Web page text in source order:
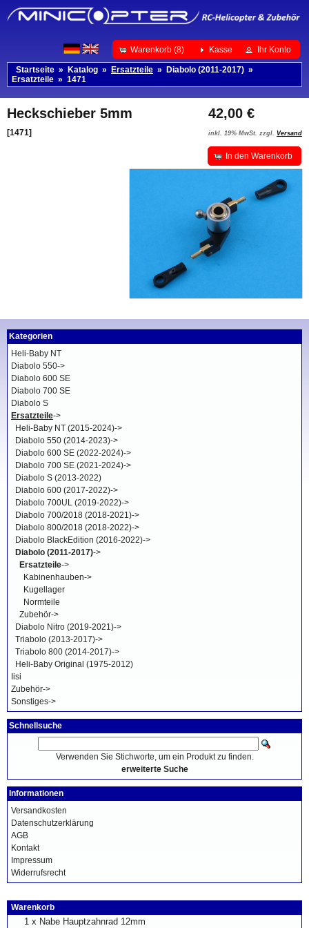
Warenkorb (8) Kasse Ihr Konto
Startseite » Katalog » Ersatzteile » Diabolo (2011-2017) »
Ersatzteile » 1471
42,00 €
inkl. 19% MwSt. zzgl. Versand
Heckschieber 5mm
[1471]
In den Warenkorb
Kategorien
Heli-Baby NT
Diabolo 550->
Diabolo 600 SE
Diabolo 700 SE
Diabolo S
Ersatzteile->
Heli-Baby NT (2015-2024)->
Diabolo 550 (2014-2023)->
Diabolo 600 SE (2022-2024)->
Diabolo 700 SE (2021-2024)->
Diabolo S (2013-2022)
Diabolo 600 (2017-2022)->
Diabolo 700UL (2019-2022)->
Diabolo 700/2018 (2018-2021)->
Diabolo 800/2018 (2018-2022)->
Diabolo BlackEdition (2016-2022)->
Diabolo (2011-2017)->
Ersatzteile->
Kabinenhauben->
Kugellager
Normteile
Zubehör->
Diabolo Nitro (2019-2021)->
Triabolo (2013-2017)->
Triabolo 800 (2014-2017)->
Heli-Baby Original (1975-2012)
Iisi
Zubehör->
Sonstiges->
Schnellsuche
Verwenden Sie Stichworte, um ein Produkt zu finden.
erweiterte Suche
Informationen
Versandkosten
Datenschutzerklärung
AGB
Kontakt
Impressum
Widerrufsrecht
Warenkorb
1 x Nabe Hauptzahnrad 12mm